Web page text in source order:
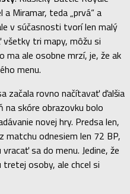
Miramar, teda „prvá“ a
v súčasnosti tvorí len malý
všetky tri mapy, môžu si
ma ale osobne mrzí, je, že ak
menu.
začala rovno načítavať ďalšia
na skóre obrazovku bolo
novej hry. Predsa len,
matchu odnesiem len 72 BP,
sa do menu. Jedine, že
osoby, ale chcel si